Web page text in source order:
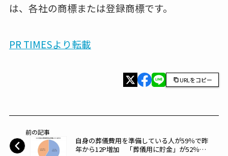
は、各社の商標または登録商標です。
PR TIMESより転載
URLをコピー
前の記事
自身の葬儀費用を準備している人が59％で昨
年から12P増加 「葬儀用に貯金」が52％、